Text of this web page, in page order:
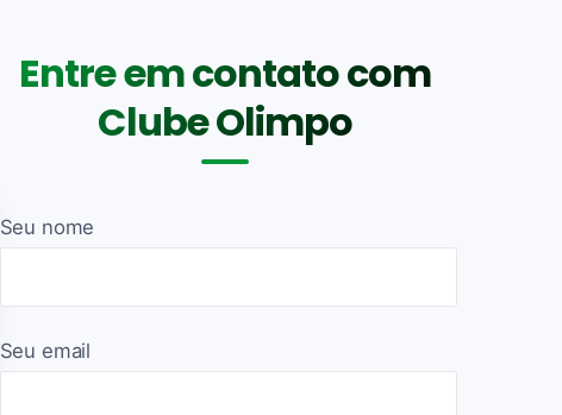
Entre em contato com
Clube Olimpo
Seu nome
Seu email